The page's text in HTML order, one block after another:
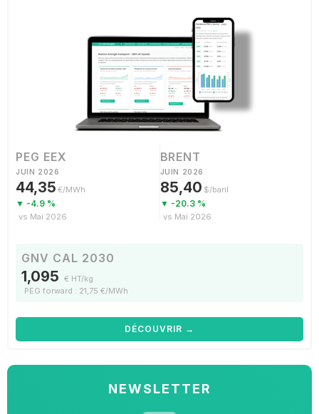
PEG EEX
JUIN 2026
44,35 €/MWh
▼ -4.9 %
vs Mai 2026
BRENT
JUIN 2026
85,40 $/baril
▼ -20.3 %
vs Mai 2026
GNV CAL 2030
1,095 € HT/kg
PEG forward : 21,75 €/MWh
DÉCOUVRIR →
NEWSLETTER